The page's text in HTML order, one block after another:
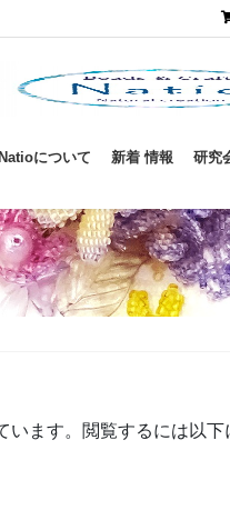
について 新着 情報 研究
ます。閲覧するには以下